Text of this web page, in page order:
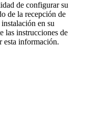
de configurar su
de la recepción de
en su
las instrucciones de
esta información.